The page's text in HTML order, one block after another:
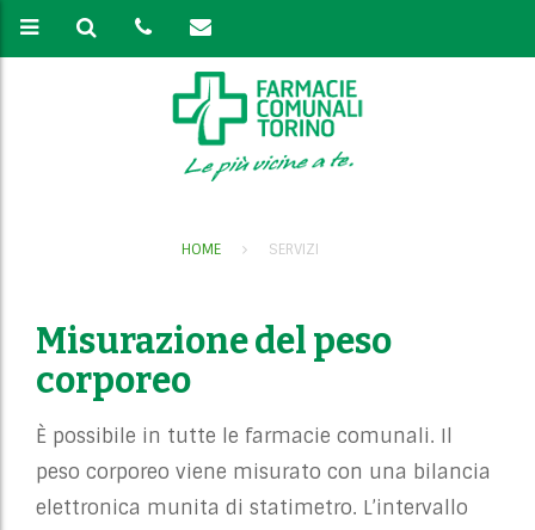
HOME SERVIZI
Misurazione del peso
corporeo
È possibile in tutte le farmacie comunali. Il
peso corporeo viene misurato con una bilancia
elettronica munita di statimetro. L’intervallo